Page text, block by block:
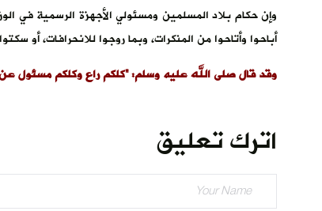
وإن حكام بلاد المسلمين ومسئولي الأجهزة الرسمية في
أباحوا وأتاحوا من المنكرات، وبما روجوا للانحرافات، أو
وقد قال صلى الله عليه وسلم: “كلكم راع وكلكم مسئول
اترك تعليق